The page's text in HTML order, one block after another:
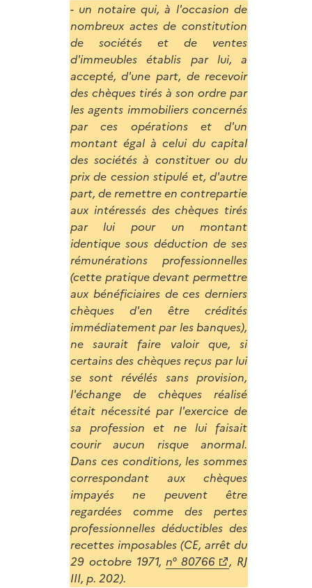
- un notaire qui, à l'occasion de
nombreux actes de constitution
de sociétés et de ventes
d'immeubles établis par lui, a
accepté, d'une part, de recevoir
des chèques tirés à son ordre par
les agents immobiliers concernés
par ces opérations et d'un
montant égal à celui du capital
des sociétés à constituer ou du
prix de cession stipulé et, d'autre
part, de remettre en contrepartie
aux intéressés des chèques tirés
par lui pour un montant
identique sous déduction de ses
rémunérations professionnelles
(cette pratique devant permettre
aux bénéficiaires de ces derniers
chèques d'en être crédités
immédiatement par les banques),
ne saurait faire valoir que, si
certains des chèques reçus par lui
se sont révélés sans provision,
l'échange de chèques réalisé
était nécessité par l'exercice de
sa profession et ne lui faisait
courir aucun risque anormal.
Dans ces conditions, les sommes
correspondant aux chèques
impayés ne peuvent être
regardées comme des pertes
professionnelles déductibles des
recettes imposables (CE, arrêt du
29 octobre 1971,n° 80766
, RJ
III, p. 202).